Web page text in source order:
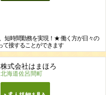
短時間勤務を実現！★ 働く方が日々の
て接することができます
株式会社はまほろ
北海道佐呂間町